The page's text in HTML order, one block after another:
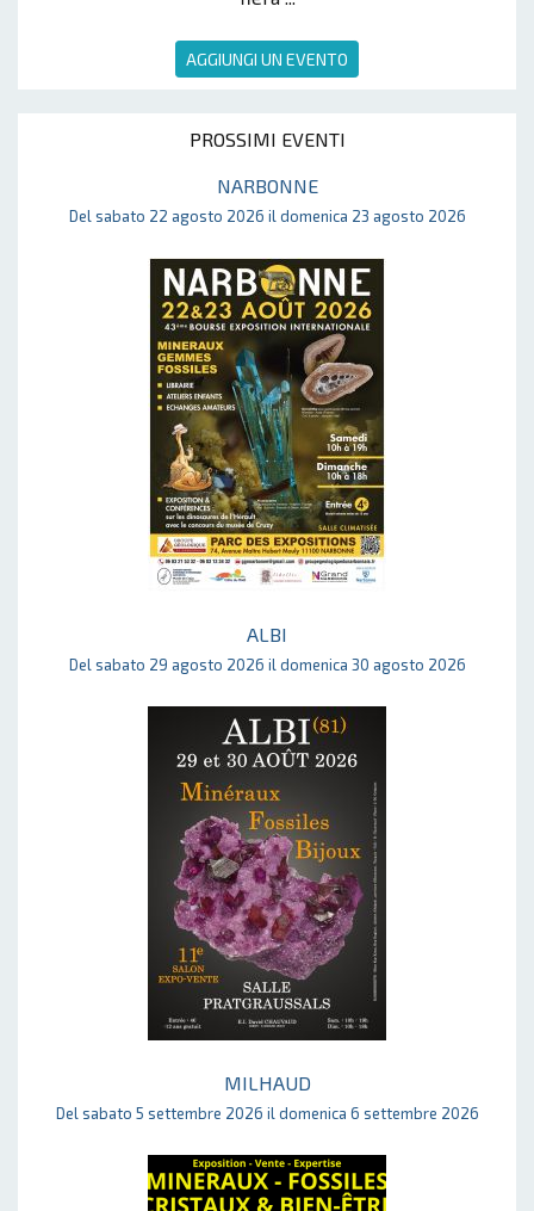
AGGIUNGI UN EVENTO
PROSSIMI EVENTI
NARBONNE
Del sabato 22 agosto 2026 il domenica 23 agosto 2026
ALBI
Del sabato 29 agosto 2026 il domenica 30 agosto 2026
MILHAUD
Del sabato 5 settembre 2026 il domenica 6 settembre 2026